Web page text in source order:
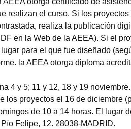
realizan el curso. Si los
realiza la publicación
en la Web de la AEEA). Si el
para el que fue diseñado
la AEEA otorga diploma
4 y 5; 11 y 12, 18 y 19
los proyectos el 16 de diciembre
de 10 a 14 horas. El lugar
Felipe, 12. 28038-MADRID.